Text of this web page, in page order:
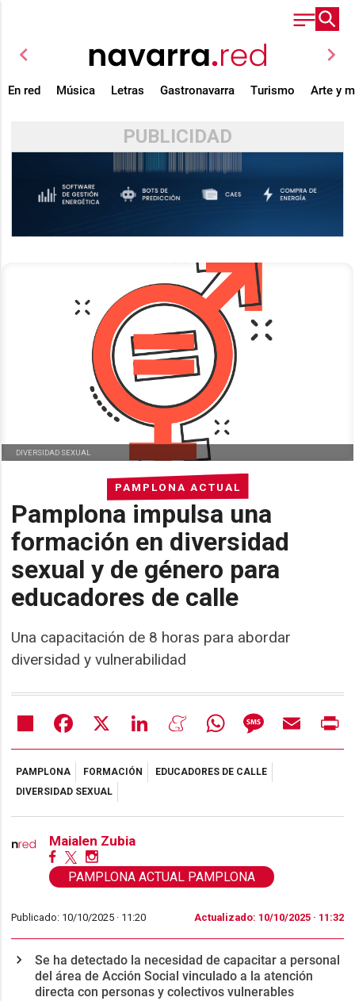
chevron_left chevron_right
En red Música Letras Gastronavarra Turismo Arte y
PUBLICIDAD
PAMPLONA ACTUAL
Pamplona impulsa una
formación en diversidad
sexual y de género para
educadores de calle
Una capacitación de 8 horas para abordar
diversidad y vulnerabilidad
DIVERSIDAD SEXUAL
Share Facebook LinkedIn MeneameWhatsAppMessageEmail
PAMPLONA FORMACIÓN
EDUCADORES DE CALLE
DIVERSIDAD SEXUAL
Maialen Zubia
PAMPLONA ACTUAL PAMPLONA
Publicado: 10/10/2025 · 11:20 Actualizado: 10/10/2025 · 11:32
Se ha detectado la necesidad de capacitar a personal
del área de Acción Social vinculado a la atención
directa con personas y colectivos vulnerables